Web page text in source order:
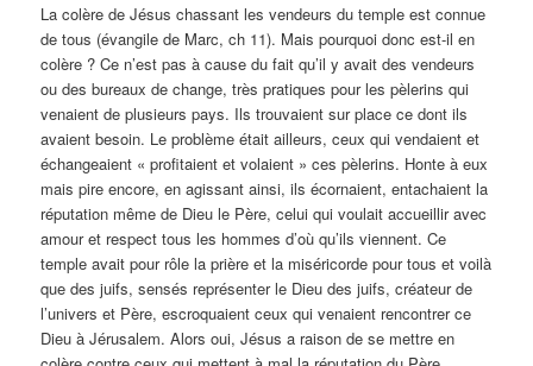
La colère de Jésus chassant les vendeurs du temple est connue
de tous (évangile de Marc, ch 11). Mais pourquoi donc est-il en
colère ? Ce n’est pas à cause du fait qu’il y avait des vendeurs
ou des bureaux de change, très pratiques pour les pèlerins qui
venaient de plusieurs pays. Ils trouvaient sur place ce dont ils
avaient besoin. Le problème était ailleurs, ceux qui vendaient et
échangeaient « profitaient et volaient » ces pèlerins. Honte à eux
mais pire encore, en agissant ainsi, ils écornaient, entachaient la
réputation même de Dieu le Père, celui qui voulait accueillir avec
amour et respect tous les hommes d’où qu’ils viennent. Ce
temple avait pour rôle la prière et la miséricorde pour tous et voilà
que des juifs, sensés représenter le Dieu des juifs, créateur de
l’univers et Père, escroquaient ceux qui venaient rencontrer ce
Dieu à Jérusalem. Alors oui, Jésus a raison de se mettre en